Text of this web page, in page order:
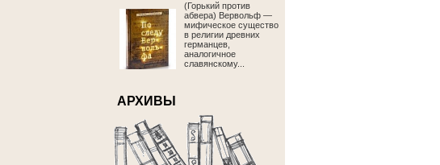
(Горький против
абвера) Вервольф —
мифическое существо
в религии древних
германцев,
аналогичное
славянскому...
АРХИВЫ